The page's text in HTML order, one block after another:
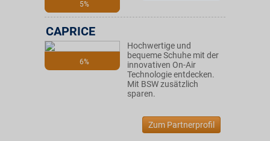
5%
6%
CAPRICE
Hochwertige und
bequeme Schuhe mit der
innovativen On-Air
Technologie entdecken.
Mit BSW zusätzlich
sparen.
Zum Partnerprofil